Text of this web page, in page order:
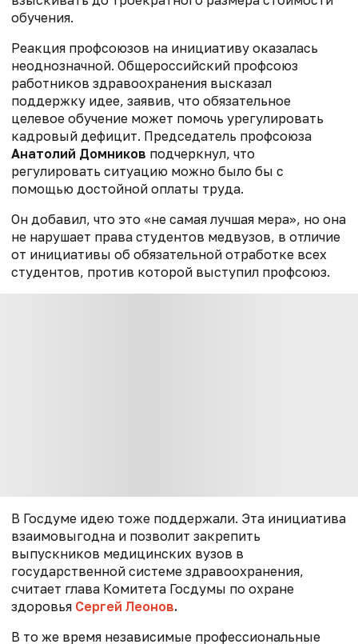
обучения.
Реакция профсоюзов на инициативу оказалась
неоднозначной. Общероссийский профсоюз
работников здравоохранения высказал
поддержку идее, заявив, что обязательное
целевое обучение может помочь урегулировать
кадровый дефицит. Председатель профсоюза
Анатолий Домников подчеркнул, что
регулировать ситуацию можно было бы с
помощью достойной оплаты труда.
Он добавил, что это «не самая лучшая мера», но она
не нарушает права студентов медвузов, в отличие
от инициативы об обязательной отработке всех
студентов, против которой выступил профсоюз.
В Госдуме идею тоже поддержали. Эта инициатива
взаимовыгодна и позволит закрепить
выпускников медицинских вузов в
государственной системе здравоохранения,
считает глава Комитета Госдумы по охране
здоровья Сергей Леонов.
В то же время независимые профессиональные